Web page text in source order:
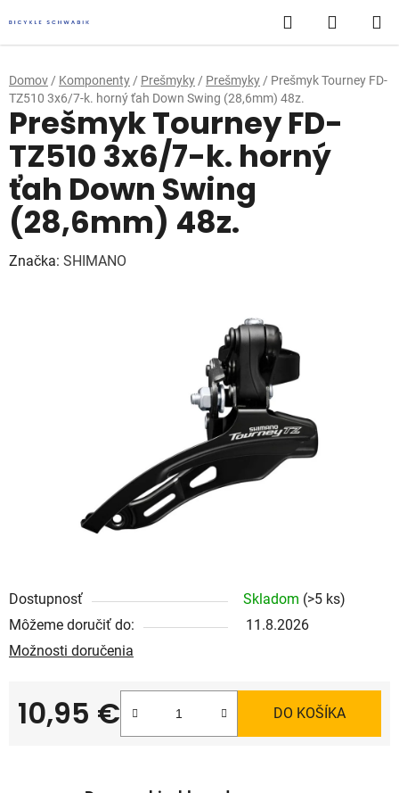
na
obsah
Hľadať
KOŠÍK
Domov / Komponenty / Prešmyky / Prešmyky / Prešmyk Tourney FD-
TZ510 3x6/7-k. horný ťah Down Swing (28,6mm) 48z.
Dostupnosť Skladom (>5 ks)
Môžeme doručiť do:
11.8.2026
Možnosti doručenia
10,95 €
Jednotková cena:
DO KOŠÍKA
Prešmyk Tourney FD-
TZ510 3x6/7-k. horný
ťah Down Swing
(28,6mm) 48z.
Značka: SHIMANO